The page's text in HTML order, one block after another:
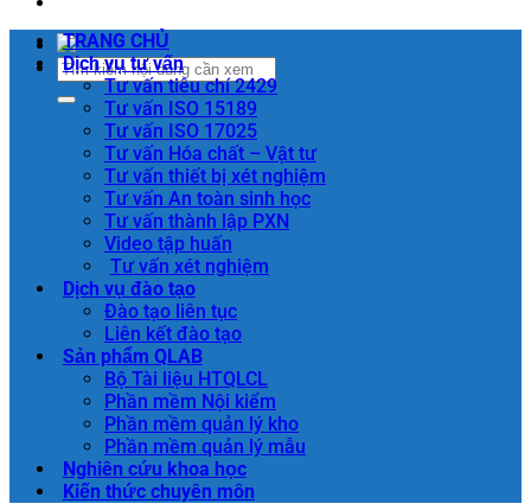
TRANG CHỦ
Dịch vụ tư vấn
Tư vấn tiêu chí 2429
Tư vấn ISO 15189
Tư vấn ISO 17025
Tư vấn Hóa chất – Vật tư
Tư vấn thiết bị xét nghiệm
Tư vấn An toàn sinh học
Tư vấn thành lập PXN
Video tập huấn
Tư vấn xét nghiệm
Dịch vụ đào tạo
Đào tạo liên tục
Liên kết đào tạo
Sản phẩm QLAB
Bộ Tài liệu HTQLCL
Phần mềm Nội kiểm
Phần mềm quản lý kho
Phần mềm quản lý mẫu
Nghiên cứu khoa học
Kiến thức chuyên môn